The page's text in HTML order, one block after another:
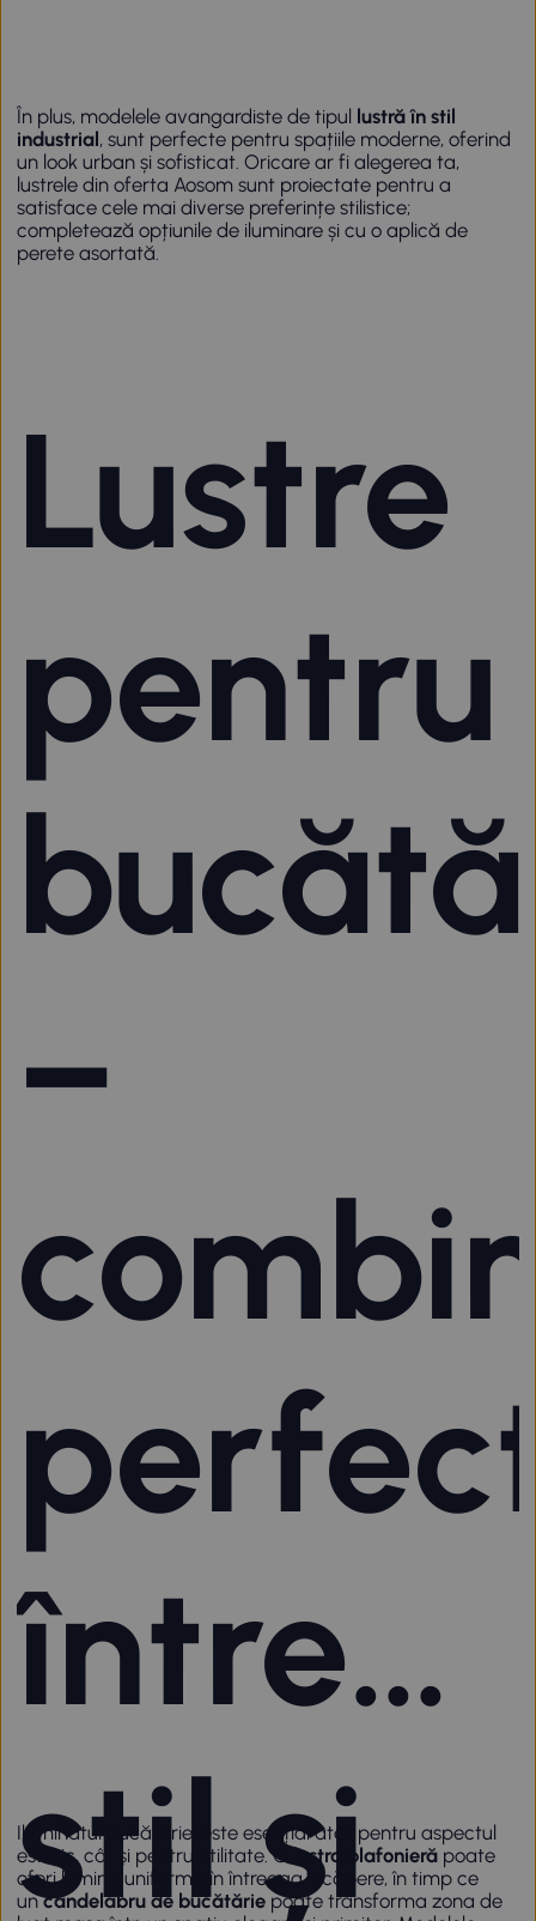
În plus, modelele avangardiste de tipul lustră în stil
industrial, sunt perfecte pentru spațiile moderne, oferind
un look urban și sofisticat. Oricare ar fi alegerea ta,
lustrele din oferta Aosom sunt proiectate pentru a
satisface cele mai diverse preferințe stilistice;
completează opțiunile de iluminare și cu oaplică de
perete asortată.
Lustre
pentru
–
între
stil și
Iluminatul bucătăriei este esențial atât pentru aspectul
estetic, cât și pentru utilitate. Olustra plafonieră poate
oferi lumină uniformă în întreaga încăpere, în timp ce
uncandelabru de bucătărie poate transforma zona de